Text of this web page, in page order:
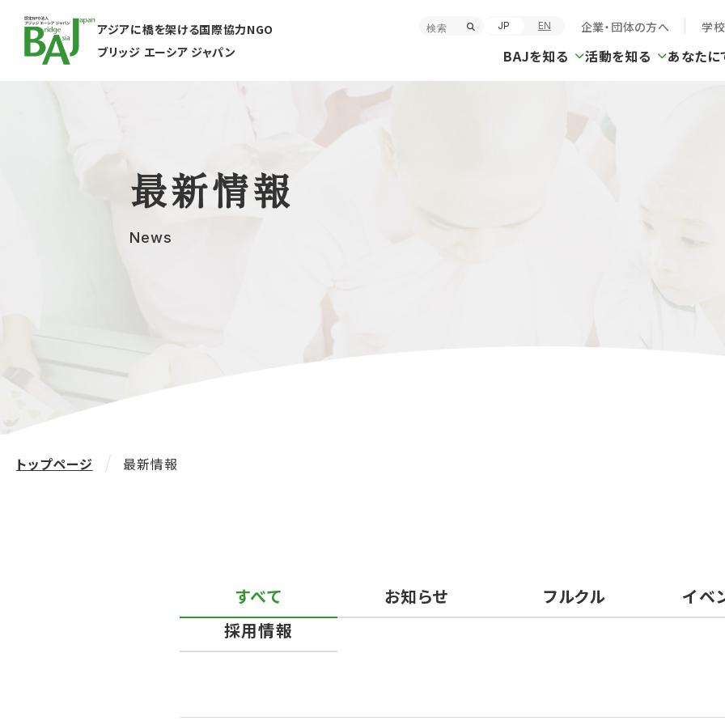
アジアに橋を架ける国際協力NGO
ブリッジ エーシア ジャパン
JP EN 企業・団体の方へ 学
BAJを知る 活動を知る あなたに
最新情報
News
トップページ 最新情報
すべて お知らせ フルクル
イベ
採用情報